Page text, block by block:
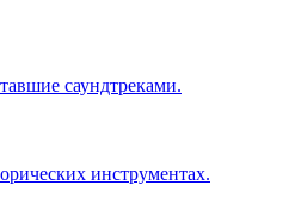
саундтреками.
инструментах.